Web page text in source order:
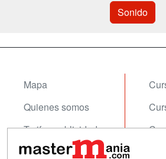
Sonido
Mapa
Quienes somos
Tarifas publicidad
Acceso Usuarios